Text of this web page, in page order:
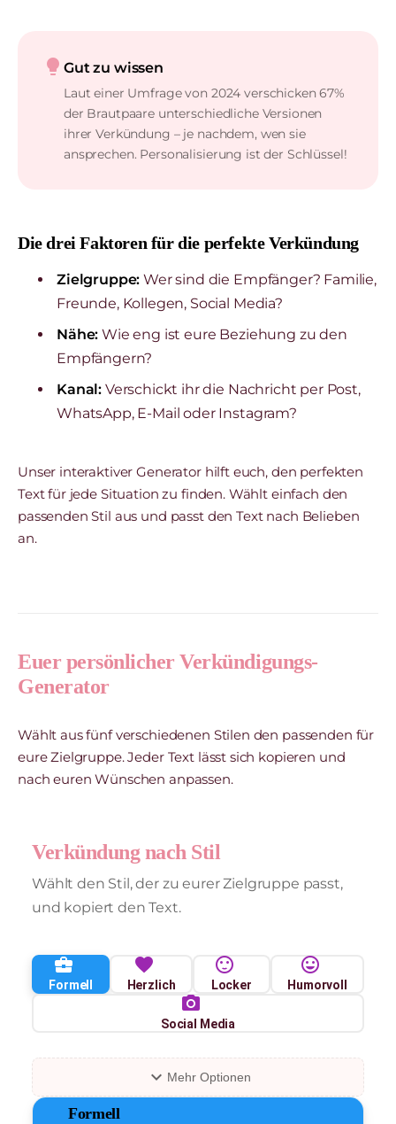
lightbulb Gut zu wissen
Laut einer Umfrage von 2024 verschicken 67%
der Brautpaare unterschiedliche Versionen
ihrer Verkündung – je nachdem, wen sie
ansprechen. Personalisierung ist der Schlüssel!
Die drei Faktoren für die perfekte Verkündung
Zielgruppe: Wer sind die Empfänger? Familie,
Freunde, Kollegen, Social Media?
Nähe: Wie eng ist eure Beziehung zu den
Empfängern?
Kanal: Verschickt ihr die Nachricht per Post,
WhatsApp, E-Mail oder Instagram?
Unser interaktiver Generator hilft euch, den perfekten
Text für jede Situation zu finden. Wählt einfach den
passenden Stil aus und passt den Text nach Belieben
an.
Euer persönlicher Verkündigungs-
Generator
Wählt aus fünf verschiedenen Stilen den passenden für
eure Zielgruppe. Jeder Text lässt sich kopieren und
nach euren Wünschen anpassen.
Verkündung nach Stil
Wählt den Stil, der zu eurer Zielgruppe passt,
und kopiert den Text.
business_center
Formell
favorite
Herzlich
sentiment_satisfied
Locker
mood
Humorvoll
photo_camera
Social Media
expand_more Mehr Optionen
Formell